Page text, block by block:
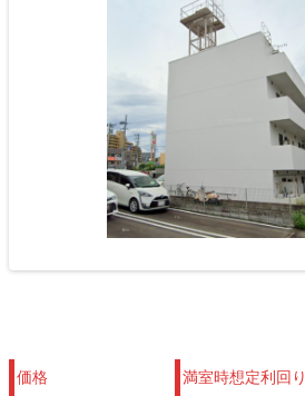
価格 満室時想定利回り